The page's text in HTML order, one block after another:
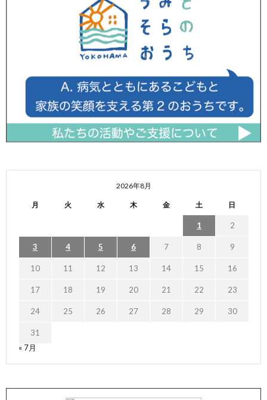
2026年8月
月 火 水 木 金 土 日
1 2
3 4 5 6 7 8 9
10 11 12 13 14 15 16
17 18 19 20 21 22 23
24 25 26 27 28 29 30
31
« 7月